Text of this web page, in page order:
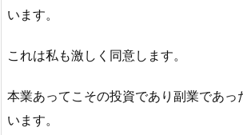
います。
これは私も激しく同意します。
本業あってこその投資であり副業であっ
います。